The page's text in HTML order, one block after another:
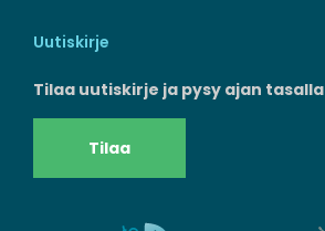
Uutiskirje
Tilaa uutiskirje ja pysy ajan tasalla
Tilaa